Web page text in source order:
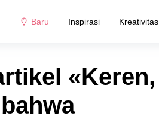
Baru Inspirasi Kreativitas
«Keren,